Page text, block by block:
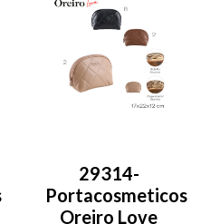
29314-
Portacosmeticos
Oreiro Love